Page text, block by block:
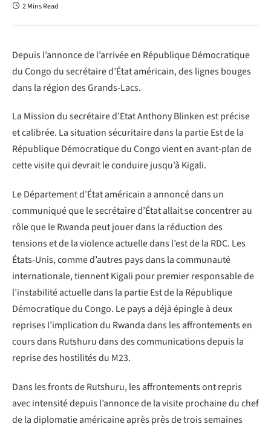
2 Mins Read
Depuis l’annonce de l’arrivée en République Démocratique
du Congo du secrétaire d’État américain, des lignes bouges
dans la région des Grands-Lacs.
La Mission du secrétaire d’Etat Anthony Blinken est précise
et calibrée. La situation sécuritaire dans la partie Est de la
République Démocratique du Congo vient en avant-plan de
cette visite qui devrait le conduire jusqu’à Kigali.
Le Département d’État américain a annoncé dans un
communiqué que le secrétaire d’État allait se concentrer au
rôle que le Rwanda peut jouer dans la réduction des
tensions et de la violence actuelle dans l’est de la RDC. Les
États-Unis, comme d’autres pays dans la communauté
internationale, tiennent Kigali pour premier responsable de
l’instabilité actuelle dans la partie Est de la République
Démocratique du Congo. Le pays a déjà épingle à deux
reprises l’implication du Rwanda dans les affrontements en
cours dans Rutshuru dans des communications depuis la
reprise des hostilités du M23.
Dans les fronts de Rutshuru, les affrontements ont repris
avec intensité depuis l’annonce de la visite prochaine du chef
de la diplomatie américaine après près de trois semaines